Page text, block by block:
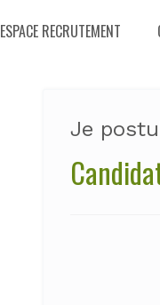
ESPACE RECRUTEMENT
Je